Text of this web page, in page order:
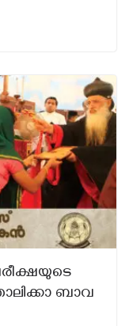
ബാവ